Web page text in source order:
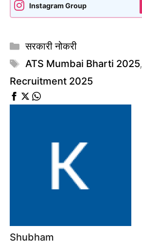
Instagram Group
Categories
सरकारी नोकरी
Tags
ATS Mumbai Bharti 2025,
Recruitment 2025
Shubham